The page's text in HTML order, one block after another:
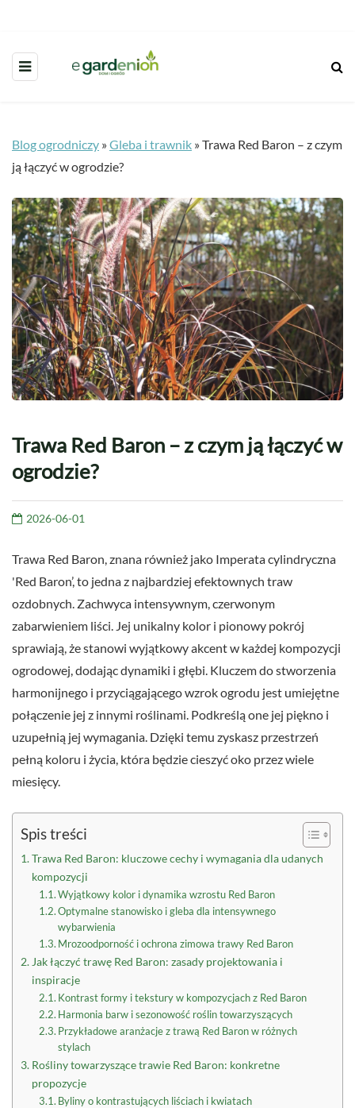
Blog ogrodniczy »Gleba i trawnik »Trawa Red Baron – z czym
ją łączyć w ogrodzie?
Trawa Red Baron – z czym ją łączyć w
ogrodzie?
2026-06-01
Trawa Red Baron, znana również jako Imperata cylindryczna
'Red Baron’, to jedna z najbardziej efektownych traw
ozdobnych. Zachwyca intensywnym, czerwonym
zabarwieniem liści. Jej unikalny kolor i pionowy pokrój
sprawiają, że stanowi wyjątkowy akcent w każdej kompozycji
ogrodowej, dodając dynamiki i głębi. Kluczem do stworzenia
harmonijnego i przyciągającego wzrok ogrodu jest umiejętne
połączenie jej z innymi roślinami. Podkreślą one jej piękno i
uzupełnią jej wymagania. Dzięki temu zyskasz przestrzeń
pełną koloru i życia, która będzie cieszyć oko przez wiele
miesięcy.
Spis treści
Trawa Red Baron: kluczowe cechy i wymagania dla udanych
kompozycji
Wyjątkowy kolor i dynamika wzrostu Red Baron
Optymalne stanowisko i gleba dla intensywnego
wybarwienia
Mrozoodporność i ochrona zimowa trawy Red Baron
Jak łączyć trawę Red Baron: zasady projektowania i
inspiracje
Kontrast formy i tekstury w kompozycjach z Red Baron
Harmonia barw i sezonowość roślin towarzyszących
Przykładowe aranżacje z trawą Red Baron w różnych
stylach
Rośliny towarzyszące trawie Red Baron: konkretne
propozycje
Byliny o kontrastujących liściach i kwiatach